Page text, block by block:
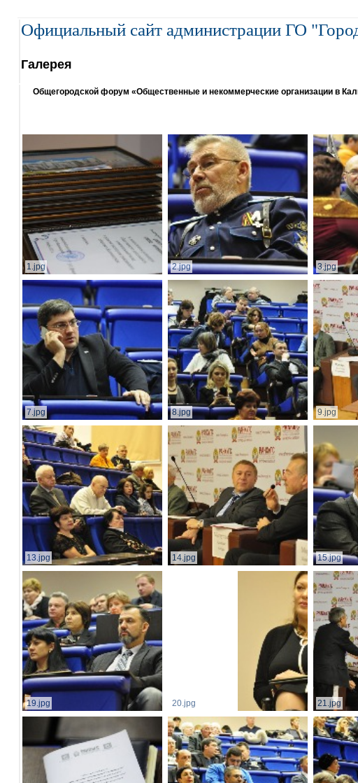
Официальный сайт администрации ГО
Галерея
Общегородской форум «Общественные и некоммерческие организации в
1.jpg 2.jpg 3.jpg
7.jpg 8.jpg 9.jpg
13.jpg 14.jpg 15.jpg
19.jpg 20.jpg 21.jpg